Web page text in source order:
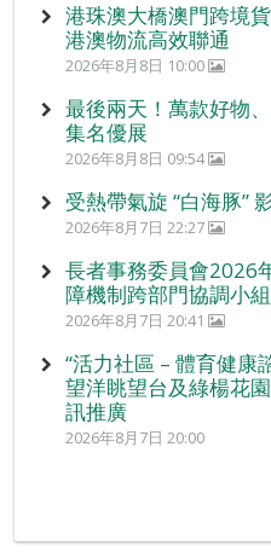
港珠澳大橋澳門跨境
港澳物流高效聯通
2026年8月8日 10:00
最後兩天！萬款好物
集名優展
2026年8月8日 09:54
受熱帶氣旋 “白海豚”
2026年8月7日 22:27
長者事務委員會2026
障機制跨部門協調小
2026年8月7日 20:41
“活力社區 – 體育健康
望洋眺望台及綠楊花
訊推廣
2026年8月7日 20:00